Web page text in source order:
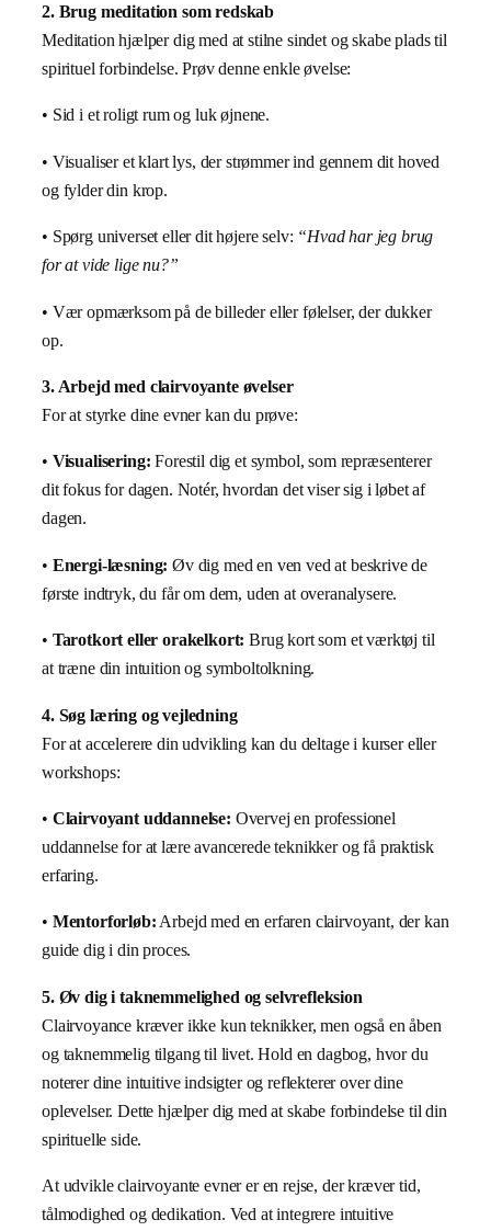
2. Brug meditation som redskab
Meditation hjælper dig med at stilne sindet og skabe plads til
spirituel forbindelse. Prøv denne enkle øvelse:
• Sid i et roligt rum og luk øjnene.
• Visualiser et klart lys, der strømmer ind gennem dit hoved
og fylder din krop.
• Spørg universet eller dit højere selv: “Hvad har jeg brug
for at vide lige nu?”
• Vær opmærksom på de billeder eller følelser, der dukker
op.
3. Arbejd med clairvoyante øvelser
For at styrke dine evner kan du prøve:
• Visualisering: Forestil dig et symbol, som repræsenterer
dit fokus for dagen. Notér, hvordan det viser sig i løbet af
dagen.
• Energi-læsning: Øv dig med en ven ved at beskrive de
første indtryk, du får om dem, uden at overanalysere.
• Tarotkort eller orakelkort: Brug kort som et værktøj til
at træne din intuition og symboltolkning.
4. Søg læring og vejledning
For at accelerere din udvikling kan du deltage i kurser eller
workshops:
• Clairvoyant uddannelse: Overvej en professionel
uddannelse for at lære avancerede teknikker og få praktisk
erfaring.
• Mentorforløb:Arbejd med en erfaren clairvoyant, der kan
guide dig i din proces.
5. Øv dig i taknemmelighed og selvrefleksion
Clairvoyance kræver ikke kun teknikker, men også en åben
og taknemmelig tilgang til livet. Hold en dagbog, hvor du
noterer dine intuitive indsigter og reflekterer over dine
oplevelser. Dette hjælper dig med at skabe forbindelse til din
spirituelle side.
At udvikle clairvoyante evner er en rejse, der kræver tid,
tålmodighed og dedikation. Ved at integrere intuitive